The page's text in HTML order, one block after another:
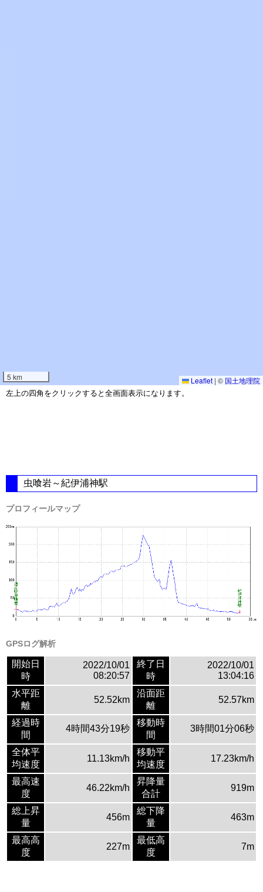
5 km Leaflet | © 国土地理院
左上の四角をクリックすると全画面表示になります。
虫喰岩～紀伊浦神駅
プロフィールマップ
GPSログ解析
開始日
時
2022/10/01
08:20:57
終了日
時
2022/10/01
13:04:16
水平距
離
52.52km
沿面距
離
52.57km
経過時
間
4時間43分19秒
移動時
間
3時間01分06秒
全体平
均速度
11.13km/h
移動平
均速度
17.23km/h
最高速
度
46.22km/h
昇降量
合計
919m
総上昇
量
456m
総下降
量
463m
最高高
度
227m
最低高
度
7m